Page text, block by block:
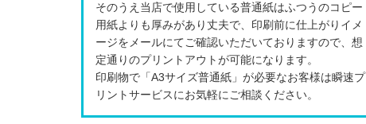
そのうえ当店で使用している普通紙はふつうのコピー
用紙よりも厚みがあり丈夫で、印刷前に仕上がりイメ
ージをメールにてご確認いただいておりますので、想
定通りのプリントアウトが可能になります。
印刷物で「A3サイズ普通紙」が必要なお客様は瞬速プ
リントサービスにお気軽にご相談ください。